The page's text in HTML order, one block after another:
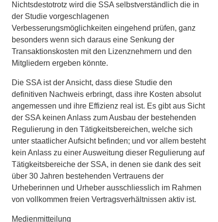
Nichtsdestotrotz wird die SSA selbstverständlich die in
der Studie vorgeschlagenen
Verbesserungsmöglichkeiten eingehend prüfen, ganz
besonders wenn sich daraus eine Senkung der
Transaktionskosten mit den Lizenznehmern und den
Mitgliedern ergeben könnte.
Die SSA ist der Ansicht, dass diese Studie den
definitiven Nachweis erbringt, dass ihre Kosten absolut
angemessen und ihre Effizienz real ist. Es gibt aus Sicht
der SSA keinen Anlass zum Ausbau der bestehenden
Regulierung in den Tätigkeitsbereichen, welche sich
unter staatlicher Aufsicht befinden; und vor allem besteht
kein Anlass zu einer Ausweitung dieser Regulierung auf
Tätigkeitsbereiche der SSA, in denen sie dank des seit
über 30 Jahren bestehenden Vertrauens der
Urheberinnen und Urheber ausschliesslich im Rahmen
von vollkommen freien Vertragsverhältnissen aktiv ist.
Medienmitteilung